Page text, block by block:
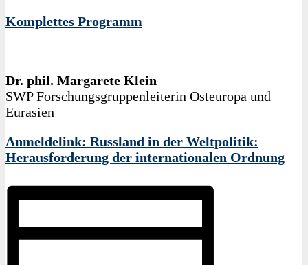
Komplettes Programm
Dr. phil. Margarete Klein
SWP Forschungsgruppenleiterin Osteuropa und
Eurasien
Anmeldelink: Russland in der Weltpolitik:
Herausforderung der internationalen Ordnung